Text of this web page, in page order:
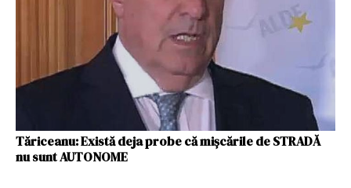
Tăriceanu: Există deja probe că mişcările de STRADĂ
nu sunt AUTONOME